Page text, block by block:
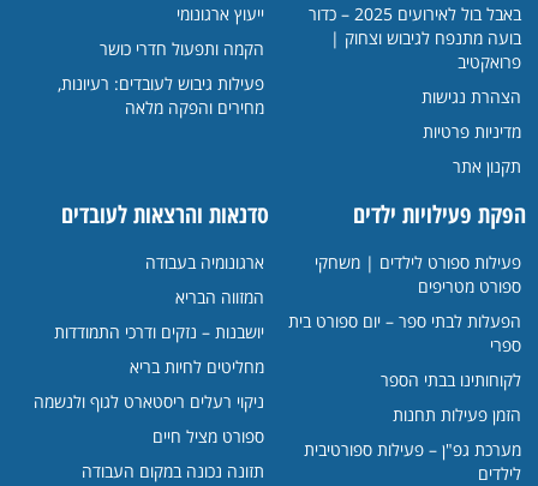
באבל בול לאירועים 2025 – כדור
בועה מתנפח לגיבוש וצחוק |
פרואקטיב
הצהרת נגישות
מדיניות פרטיות
תקנון אתר
ייעוץ ארגונומי
הקמה ותפעול חדרי כושר
פעילות גיבוש לעובדים: רעיונות,
מחירים והפקה מלאה
הפקת פעילויות ילדים
פעילות ספורט לילדים | משחקי
ספורט מטריפים
הפעלות לבתי ספר – יום ספורט בית
ספרי
לקוחותינו בבתי הספר
הזמן פעילות תחנות
מערכת גפ"ן – פעילות ספורטיבית
לילדים
סדנאות והרצאות לעובדים
ארגונומיה בעבודה
המזווה הבריא
יושבנות – נזקים ודרכי התמודדות
מחליטים לחיות בריא
ניקוי רעלים ריסטארט לגוף ולנשמה
ספורט מציל חיים
תזונה נכונה במקום העבודה